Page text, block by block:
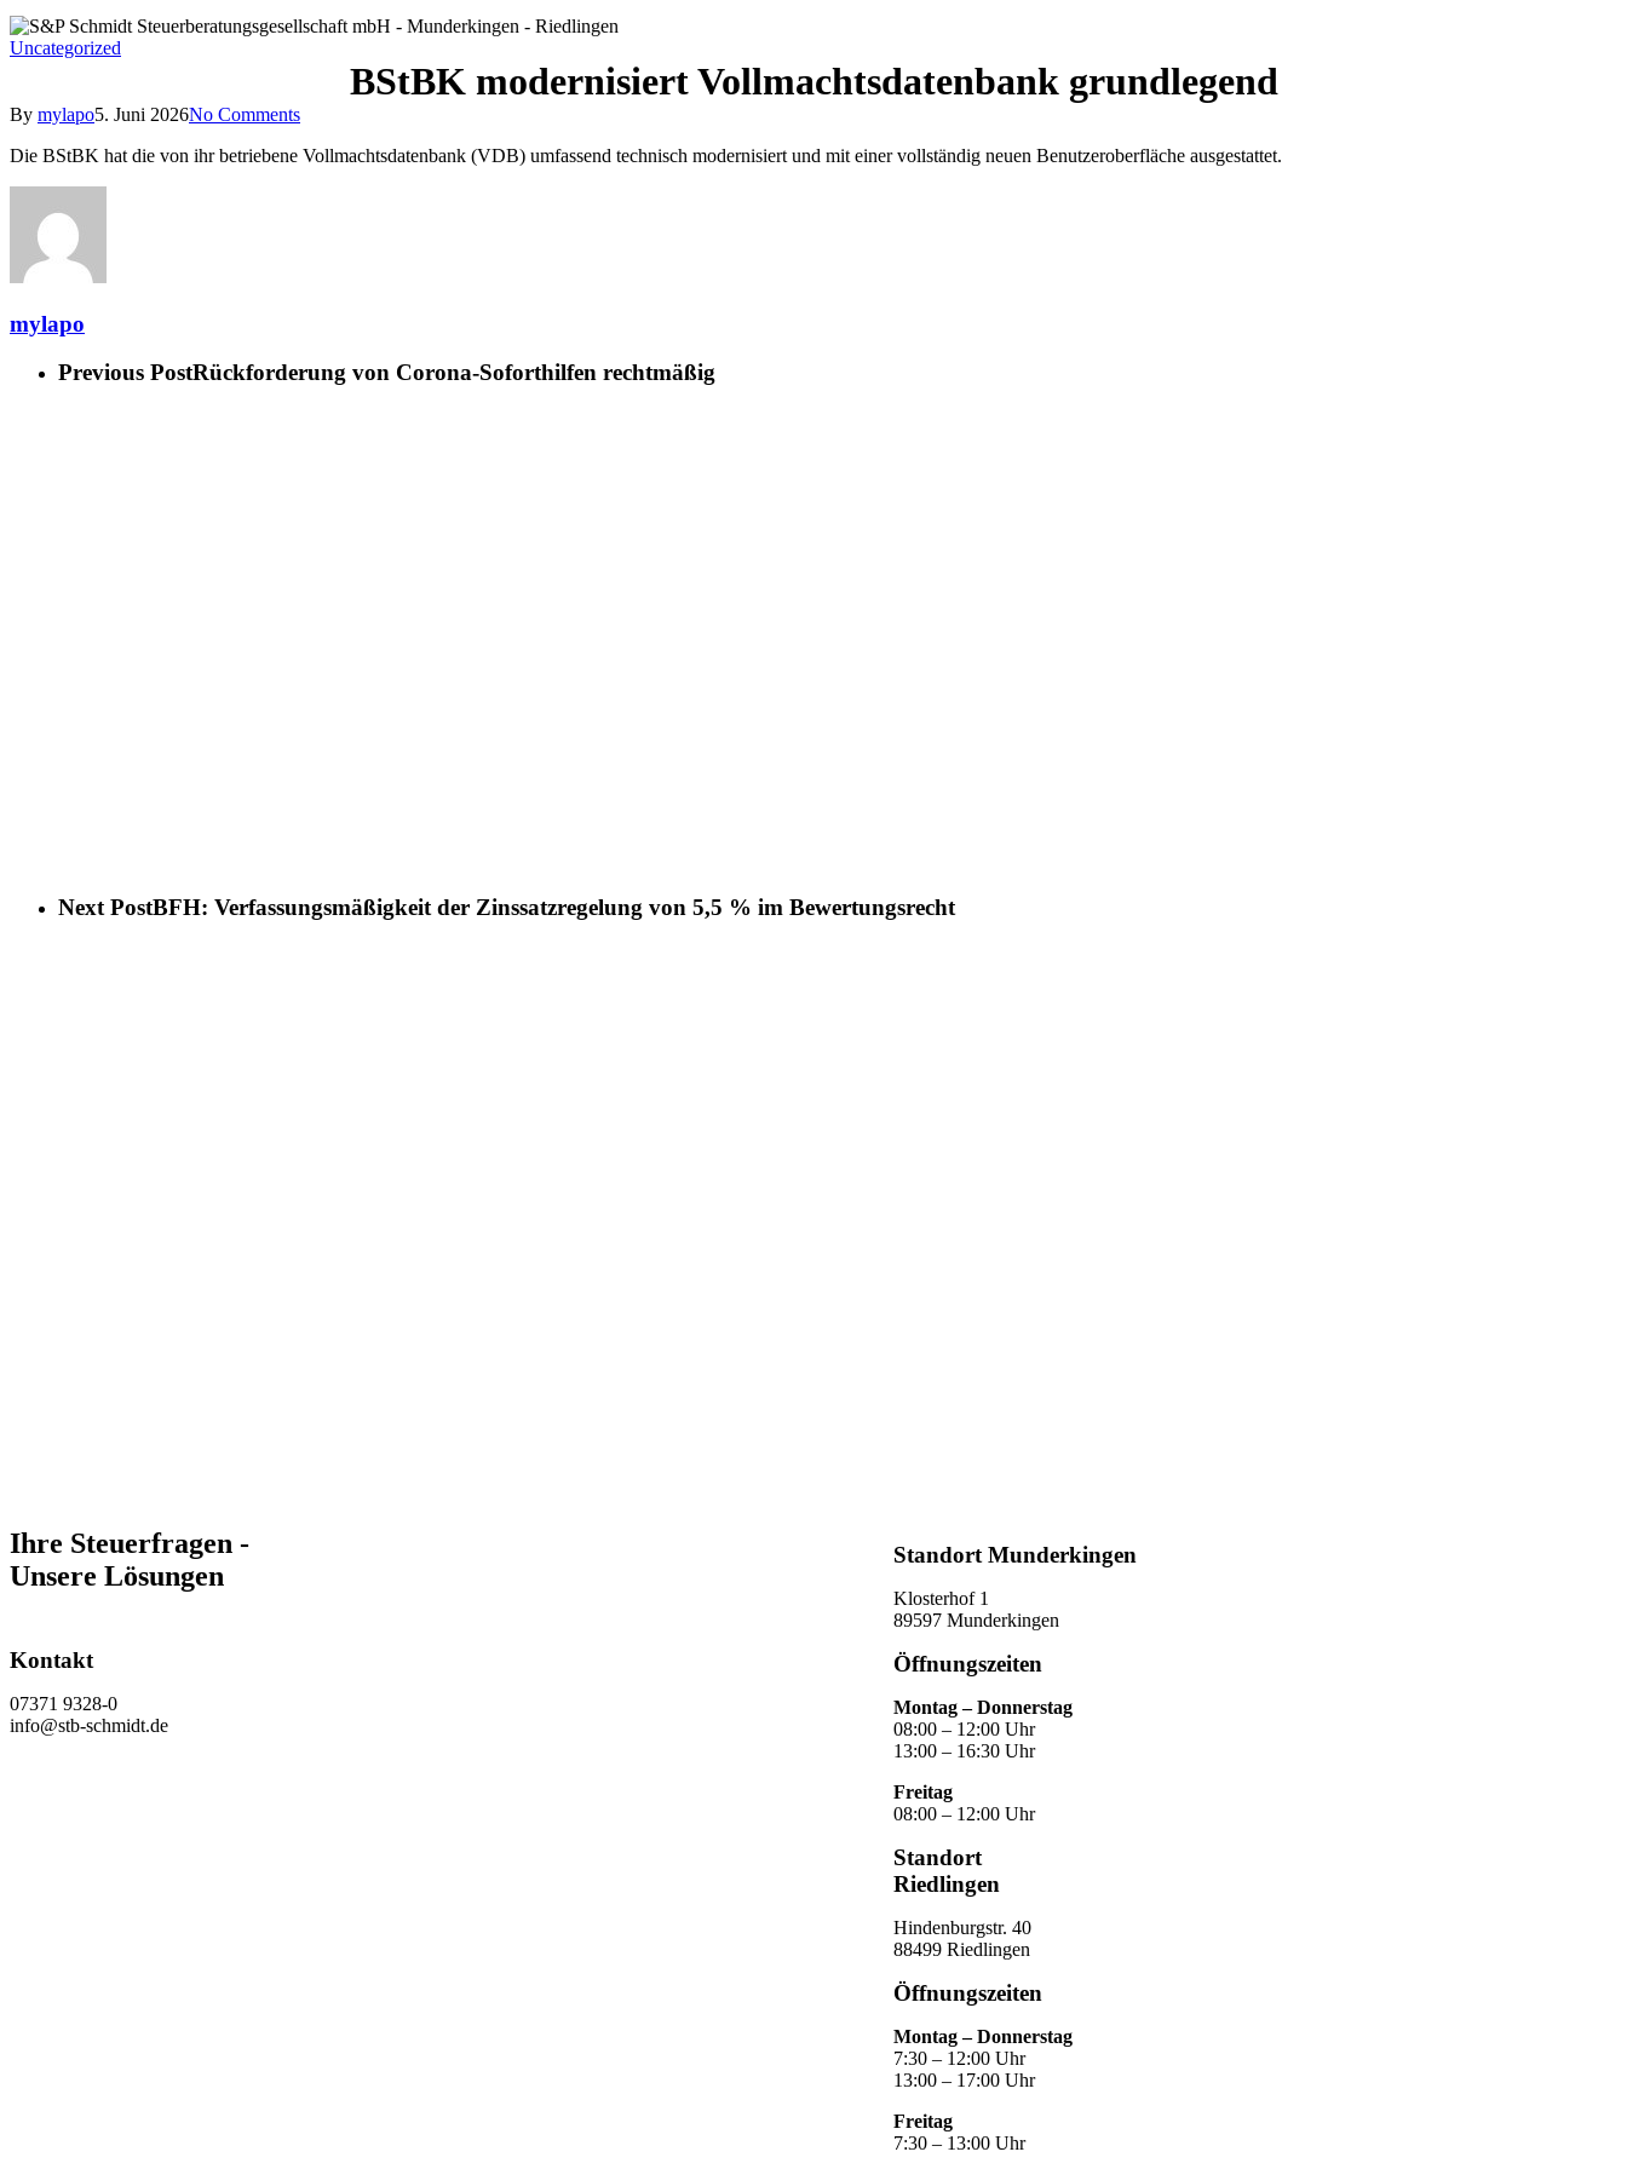
Uncategorized
BStBK modernisiert Vollmachtsdatenbank grundlegend
By mylapo5. Juni 2026No Comments
Die BStBK hat die von ihr betriebene Vollmachtsdatenbank (VDB) umfassend technisch modernisiert und mit einer vollständig neuen Benutzeroberfläche ausgestattet.
mylapo
Previous PostRückforderung von Corona-Soforthilfen rechtmäßig
Next PostBFH: Verfassungsmäßigkeit der Zinssatzregelung von 5,5 % im Bewertungsrecht
Ihre Steuerfragen -
Unsere Lösungen
Kontakt
07371 9328-0
info@stb-schmidt.de
Standort Munderkingen
Klosterhof 1
89597 Munderkingen
Öffnungszeiten
Montag – Donnerstag
08:00 – 12:00 Uhr
13:00 – 16:30 Uhr
Freitag
08:00 – 12:00 Uhr
Standort
Riedlingen
Hindenburgstr. 40
88499 Riedlingen
Öffnungszeiten
Montag – Donnerstag
7:30 – 12:00 Uhr
13:00 – 17:00 Uhr
Freitag
7:30 – 13:00 Uhr